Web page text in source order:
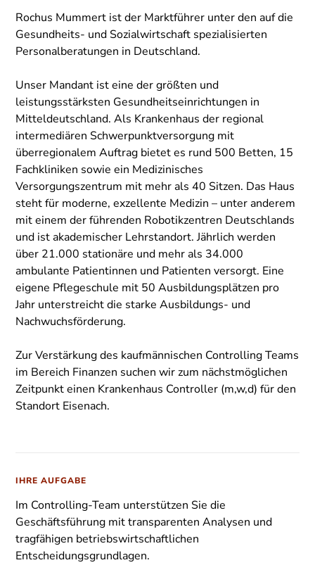
Rochus Mummert ist der Marktführer unter den auf die
Gesundheits- und Sozialwirtschaft spezialisierten
Personalberatungen in Deutschland.
Unser Mandant ist eine der größten und
leistungsstärksten Gesundheitseinrichtungen in
Mitteldeutschland. Als Krankenhaus der regional
intermediären Schwerpunktversorgung mit
überregionalem Auftrag bietet es rund 500 Betten, 15
Fachkliniken sowie ein Medizinisches
Versorgungszentrum mit mehr als 40 Sitzen. Das Haus
steht für moderne, exzellente Medizin – unter anderem
mit einem der führenden Robotikzentren Deutschlands
und ist akademischer Lehrstandort. Jährlich werden
über 21.000 stationäre und mehr als 34.000
ambulante Patientinnen und Patienten versorgt. Eine
eigene Pflegeschule mit 50 Ausbildungsplätzen pro
Jahr unterstreicht die starke Ausbildungs- und
Nachwuchsförderung.
Zur Verstärkung des kaufmännischen Controlling Teams
im Bereich Finanzen suchen wir zum nächstmöglichen
Zeitpunkt einen Krankenhaus Controller (m,w,d) für den
Standort Eisenach.
IHRE AUFGABE
Im Controlling-Team unterstützen Sie die
Geschäftsführung mit transparenten Analysen und
tragfähigen betriebswirtschaftlichen
Entscheidungsgrundlagen.